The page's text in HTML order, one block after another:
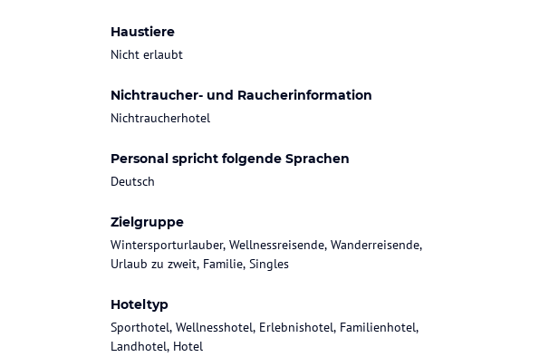
Haustiere
Nicht erlaubt
Nichtraucher- und Raucherinformation
Nichtraucherhotel
Personal spricht folgende Sprachen
Deutsch
Zielgruppe
Wintersporturlauber, Wellnessreisende, Wanderreisende,
Urlaub zu zweit, Familie, Singles
Hoteltyp
Sporthotel, Wellnesshotel, Erlebnishotel, Familienhotel,
Landhotel, Hotel